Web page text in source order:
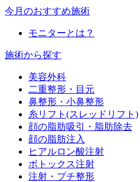
今月のおすすめ施術
モニターとは？
施術から探す
美容外科
二重整形・目元
鼻整形・小鼻整形
糸リフト(スレッドリフト)
顔の脂肪吸引・脂肪除去
顔の脂肪注入
ヒアルロン酸注射
ボトックス注射
注射・プチ整形